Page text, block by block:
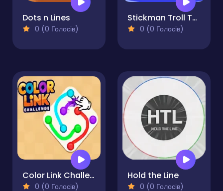
Dots n Lines
0 (0 Голосів)
Stickman Troll Thief Puzzle
0 (0 Голосів)
Color Link Challenge
0 (0 Голосів)
Hold the Line
0 (0 Голосів)